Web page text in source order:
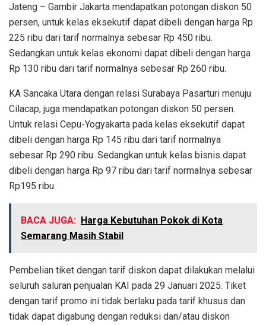
Jateng – Gambir Jakarta mendapatkan potongan diskon 50
persen, untuk kelas eksekutif dapat dibeli dengan harga Rp
225 ribu dari tarif normalnya sebesar Rp 450 ribu.
Sedangkan untuk kelas ekonomi dapat dibeli dengan harga
Rp 130 ribu dari tarif normalnya sebesar Rp 260 ribu.
KA Sancaka Utara dengan relasi Surabaya Pasarturi menuju
Cilacap, juga mendapatkan potongan diskon 50 persen.
Untuk relasi Cepu-Yogyakarta pada kelas eksekutif dapat
dibeli dengan harga Rp 145 ribu dari tarif normalnya
sebesar Rp 290 ribu. Sedangkan untuk kelas bisnis dapat
dibeli dengan harga Rp 97 ribu dari tarif normalnya sebesar
Rp195 ribu.
BACA JUGA: Harga Kebutuhan Pokok di Kota
Semarang Masih Stabil
Pembelian tiket dengan tarif diskon dapat dilakukan melalui
seluruh saluran penjualan KAI pada 29 Januari 2025. Tiket
dengan tarif promo ini tidak berlaku pada tarif khusus dan
tidak dapat digabung dengan reduksi dan/atau diskon